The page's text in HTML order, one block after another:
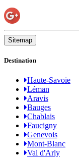
Sitemap
Destination
Haute-Savoie
Léman
Aravis
Bauges
Chablais
Faucigny
Genevois
Mont-Blanc
Val d'Arly